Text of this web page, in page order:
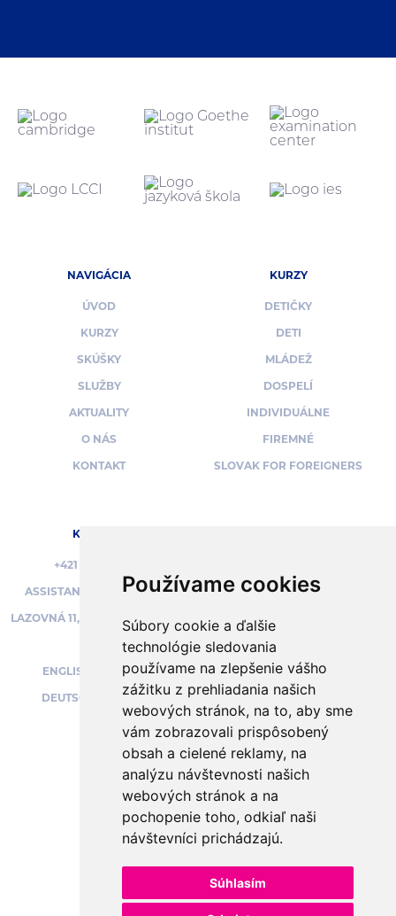
Používame cookies
Súbory cookie a ďalšie
technológie sledovania
používame na zlepšenie vášho
zážitku z prehliadania našich
webových stránok, na to, aby sme
vám zobrazovali prispôsobený
obsah a cielené reklamy, na
analýzu návštevnosti našich
webových stránok a na
pochopenie toho, odkiaľ naši
návštevníci prichádzajú.
Súhlasím
NAVIGÁCIA
ÚVOD
KURZY
SKÚŠKY
SLUŽBY
AKTUALITY
O NÁS
KONTAKT
KURZY
DETIČKY
DETI
MLÁDEŽ
DOSPELÍ
INDIVIDUÁLNE
FIREMNÉ
SLOVAK FOR FOREIGNERS
KONTAKT
+421 950 395 973
ASSISTANT@UNIVERSA.SK
LAZOVNÁ 11, BANSKÁ BYSTRICA
ENGLISH SPEAKING:
DEUTSCHSPRACHIG:
BEZPEČNÝ NÁKUP
PODPORUJEME
OBCHODNÉ PODMIENKY
OCHRANA OSOBNÝCH ÚDAJOV
PLATBY A OBJEDNÁVKY